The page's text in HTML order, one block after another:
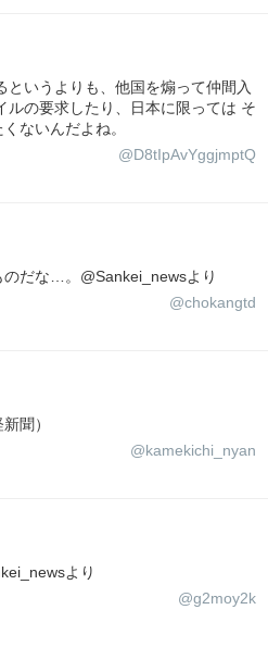
いうよりも、他国を煽って仲間入
ルの要求したり、日本に限っては そ
ないんだよね。
@D8tIpAvYggjmptQ
だな…。@Sankei_newsより
@chokangtd
聞）
@kamekichi_nyan
より
@g2moy2k